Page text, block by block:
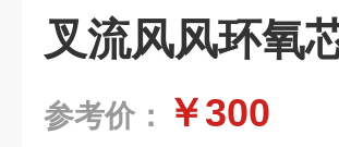
叉流风风环氧
参考价： ￥300